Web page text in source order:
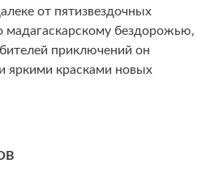
от пятизвездочных
мадагаскарскому бездорожью,
приключений он
яркими красками новых